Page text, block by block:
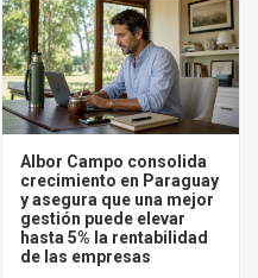
Albor Campo consolida
crecimiento en Paraguay
y asegura que una mejor
gestión puede elevar
hasta 5% la rentabilidad
de las empresas